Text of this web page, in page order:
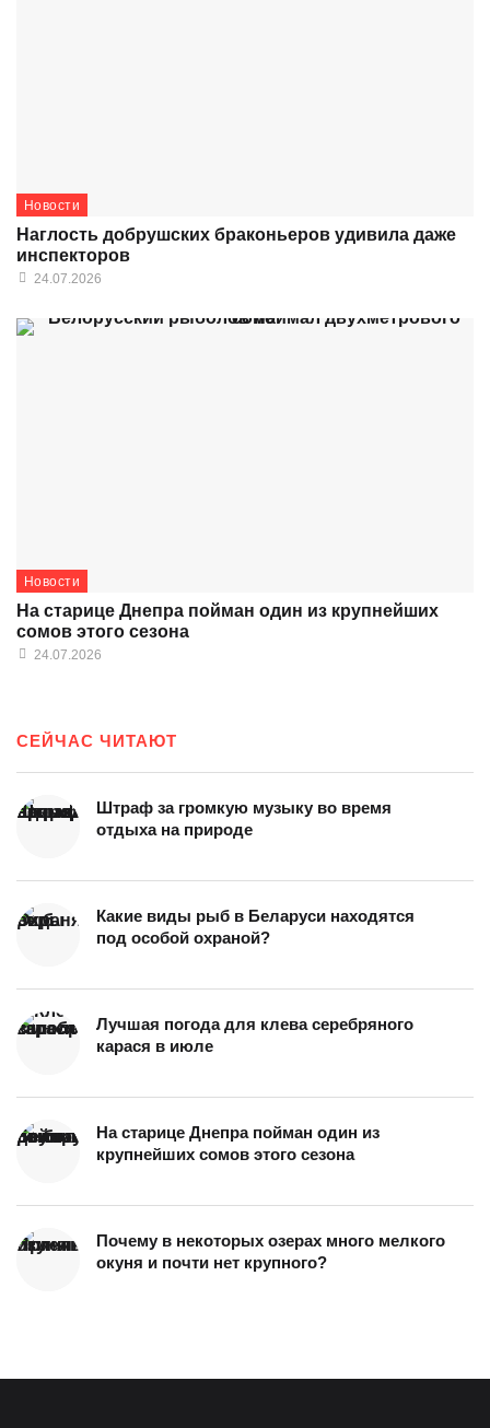
Новости
Наглость добрушских браконьеров удивила даже
инспекторов
24.07.2026
Новости
На старице Днепра пойман один из крупнейших
сомов этого сезона
24.07.2026
СЕЙЧАС ЧИТАЮТ
Штраф за громкую музыку во время
отдыха на природе
Какие виды рыб в Беларуси находятся
под особой охраной?
Лучшая погода для клева серебряного
карася в июле
На старице Днепра пойман один из
крупнейших сомов этого сезона
Почему в некоторых озерах много мелкого
окуня и почти нет крупного?